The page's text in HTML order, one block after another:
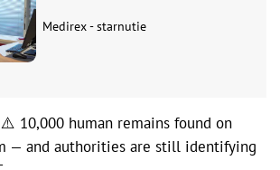
Medirex - starnutie
⚠️ 10,000 human remains found on
— and authorities are still identifying